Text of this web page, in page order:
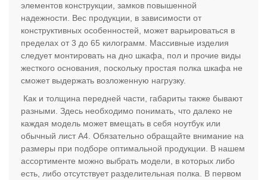
элементов конструкции, замков повышенной
надежности. Вес продукции, в зависимости от
конструктивных особенностей, может варьироваться в
пределах от 3 до 65 килограмм. Массивные изделия
следует монтировать на дно шкафа, пол и прочие виды
жесткого основания, поскольку простая полка шкафа не
сможет выдержать возложенную нагрузку.
Как и толщина передней части, габариты также бывают
разными. Здесь необходимо понимать, что далеко не
каждая модель может вмещать в себя ноутбук или
обычный лист А4. Обязательно обращайте внимание на
размеры при подборе оптимальной продукции. В нашем
ассортименте можно выбрать модели, в которых либо
есть, либо отсутствует разделительная полка. В первом